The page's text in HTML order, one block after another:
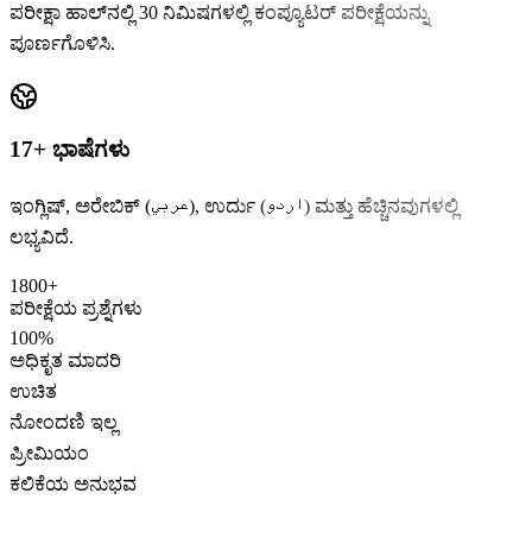
ಪರೀಕ್ಷಾ ಹಾಲ್‌ನಲ್ಲಿ 30 ನಿಮಿಷಗಳಲ್ಲಿ ಕಂಪ್ಯೂಟರ್ ಪರೀಕ್ಷೆಯನ್ನು
ಪೂರ್ಣಗೊಳಿಸಿ.
17+ ಭಾಷೆಗಳು
ಇಂಗ್ಲಿಷ್, ಅರೇಬಿಕ್ (عربي), ಉರ್ದು (اردو) ಮತ್ತು ಹೆಚ್ಚಿನವುಗಳಲ್ಲಿ
ಲಭ್ಯವಿದೆ.
1800+
ಪರೀಕ್ಷೆಯ ಪ್ರಶ್ನೆಗಳು
100%
ಅಧಿಕೃತ ಮಾದರಿ
ಉಚಿತ
ನೋಂದಣಿ ಇಲ್ಲ
ಪ್ರೀಮಿಯಂ
ಕಲಿಕೆಯ ಅನುಭವ